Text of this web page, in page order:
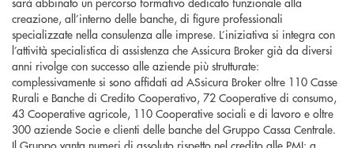
creazione, all’interno delle banche, di figure professionali
specializzate nella consulenza alle imprese. L’iniziativa si integra con
l’attività specialistica di assistenza che Assicura Broker già da diversi
anni rivolge con successo alle aziende più strutturate:
complessivamente si sono affidati ad ASsicura Broker oltre 110 Casse
Rurali e Banche di Credito Cooperativo, 72 Cooperative di consumo,
43 Cooperative agricole, 110 Cooperative sociali e di lavoro e oltre
300 aziende Socie e clienti delle banche del Gruppo Cassa Centrale.